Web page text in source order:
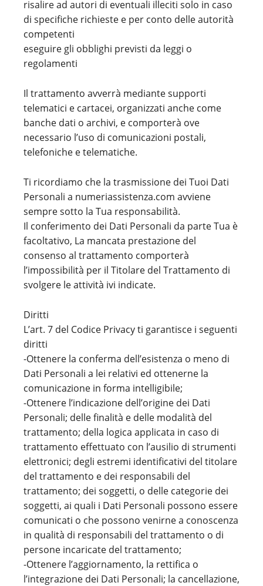
risalire ad autori di eventuali illeciti solo in caso
di specifiche richieste e per conto delle autorità
competenti
eseguire gli obblighi previsti da leggi o
regolamenti
Il trattamento avverrà mediante supporti
telematici e cartacei, organizzati anche come
banche dati o archivi, e comporterà ove
necessario l’uso di comunicazioni postali,
telefoniche e telematiche.
Ti ricordiamo che la trasmissione dei Tuoi Dati
Personali a numeriassistenza.com avviene
sempre sotto la Tua responsabilità.
Il conferimento dei Dati Personali da parte Tua è
facoltativo, La mancata prestazione del
consenso al trattamento comporterà
l’impossibilità per il Titolare del Trattamento di
svolgere le attività ivi indicate.
Diritti
L’art. 7 del Codice Privacy ti garantisce i seguenti
diritti
-Ottenere la conferma dell’esistenza o meno di
Dati Personali a lei relativi ed ottenerne la
comunicazione in forma intelligibile;
-Ottenere l’indicazione dell’origine dei Dati
Personali; delle finalità e delle modalità del
trattamento; della logica applicata in caso di
trattamento effettuato con l’ausilio di strumenti
elettronici; degli estremi identificativi del titolare
del trattamento e dei responsabili del
trattamento; dei soggetti, o delle categorie dei
soggetti, ai quali i Dati Personali possono essere
comunicati o che possono venirne a conoscenza
in qualità di responsabili del trattamento o di
persone incaricate del trattamento;
-Ottenere l’aggiornamento, la rettifica o
l’integrazione dei Dati Personali; la cancellazione,